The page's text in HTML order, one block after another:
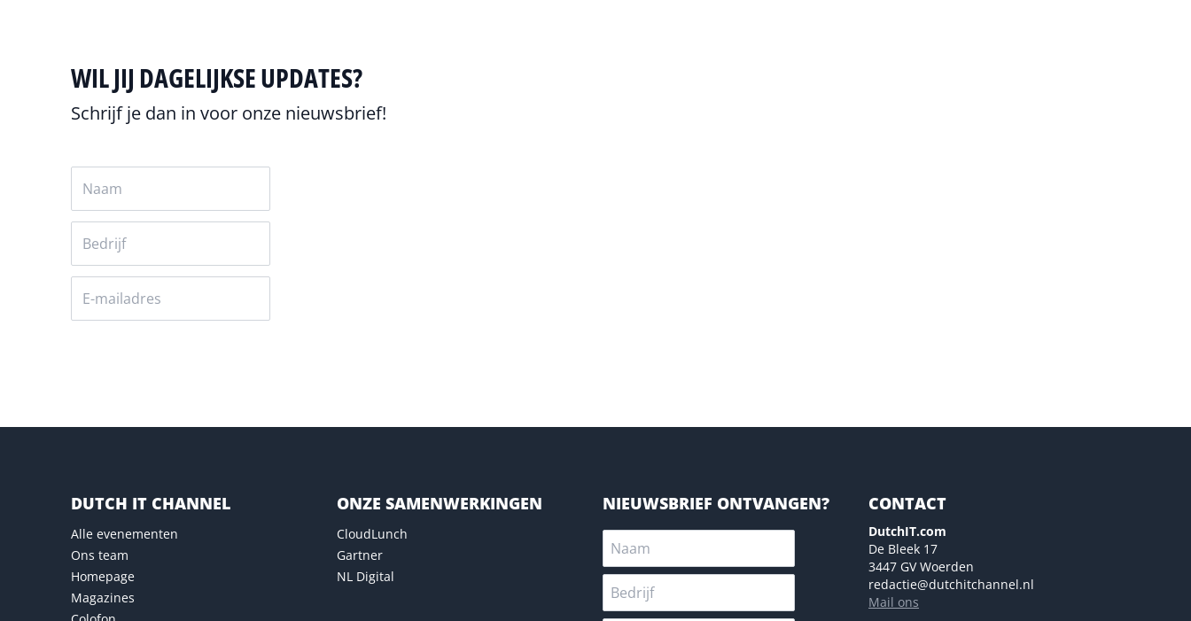
WIL JIJ DAGELIJKSE UPDATES?
Schrijf je dan in voor onze nieuwsbrief!
DUTCH IT CHANNEL
Alle evenementen
Ons team
Homepage
Magazines
ONZE SAMENWERKINGEN
CloudLunch
Gartner
NL Digital
NIEUWSBRIEF ONTVANGEN? CONTACT
DutchIT.com
De Bleek 17
3447 GV Woerden
redactie@dutchitchannel.nl
Mail ons